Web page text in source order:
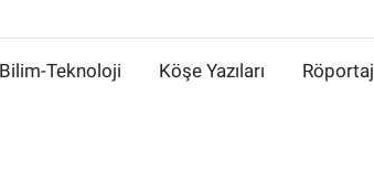
Bilim-Teknoloji Köşe Yazıları Röportaj